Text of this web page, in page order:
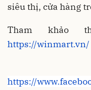
siêu thị, cửa hàng
Tham khảo
https://winmart.vn/
https://